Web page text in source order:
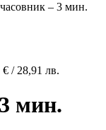
– 3 мин.
€ / 28,91 лв.
мин.